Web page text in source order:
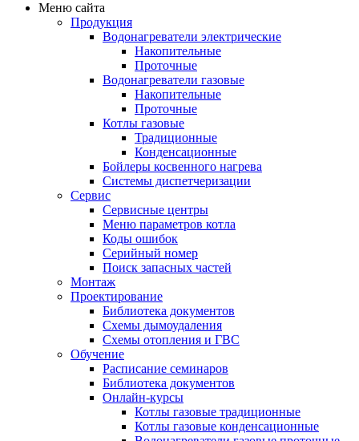
Меню сайта
Продукция
Водонагреватели электрические
Накопительные
Проточные
Водонагреватели газовые
Накопительные
Проточные
Котлы газовые
Традиционные
Конденсационные
Бойлеры косвенного нагрева
Системы диспетчеризации
Сервис
Сервисные центры
Меню параметров котла
Коды ошибок
Серийный номер
Поиск запасных частей
Монтаж
Проектирование
Библиотека документов
Схемы дымоудаления
Схемы отопления и ГВС
Обучение
Расписание семинаров
Библиотека документов
Онлайн-курсы
Котлы газовые традиционные
Котлы газовые конденсационные